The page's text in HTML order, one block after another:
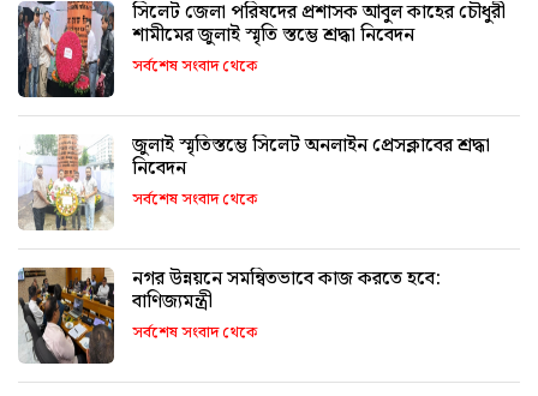
সিলেট জেলা পরিষদের প্রশাসক আবুল কাহের চৌধুরী
শামীমের জুলাই স্মৃতি স্তম্ভে শ্রদ্ধা নিবেদন
সর্বশেষ সংবাদ থেকে
জুলাই স্মৃতিস্তম্ভে সিলেট অনলাইন প্রেসক্লাবের শ্রদ্ধা
নিবেদন
সর্বশেষ সংবাদ থেকে
নগর উন্নয়নে সমন্বিতভাবে কাজ করতে হবে:
বাণিজ্যমন্ত্রী
সর্বশেষ সংবাদ থেকে